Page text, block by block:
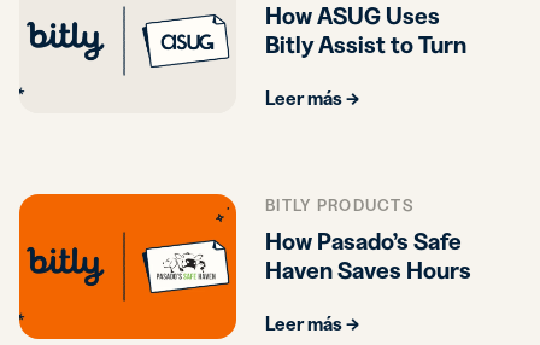
How ASUG Uses
Bitly Assist to Turn
into Actionable
Leer más →
BITLY PRODUCTS
How Pasado’s Safe
Haven Saves Hours
Bitly Assist
Leer más →